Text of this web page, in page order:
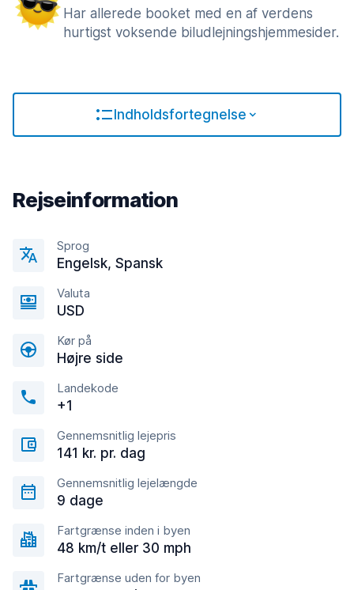
Har allerede booket med en af verdens
hurtigst voksende biludlejningshjemmesider.
Indholdsfortegnelse
Rejseinformation
Sprog
Engelsk, Spansk
Valuta
USD
Kør på
Højre side
Landekode
+1
Gennemsnitlig lejepris
141 kr. pr. dag
Gennemsnitlig lejelængde
9 dage
Fartgrænse inden i byen
48 km/t eller 30 mph
Fartgrænse uden for byen